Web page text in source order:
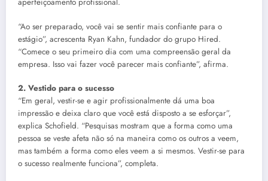
aperfeiçoamento profissional.
“Ao ser preparado, você vai se sentir mais confiante para o
estágio”, acrescenta Ryan Kahn, fundador do grupo Hired.
“Comece o seu primeiro dia com uma compreensão geral da
empresa. Isso vai fazer você parecer mais confiante”, afirma.
2. Vestido para o sucesso
“Em geral, vestir-se e agir profissionalmente dá uma boa
impressão e deixa claro que você está disposto a se esforçar”,
explica Schofield. “Pesquisas mostram que a forma como uma
pessoa se veste afeta não só na maneira como os outros a veem,
mas também a forma como eles veem a si mesmos. Vestir-se para
o sucesso realmente funciona”, completa.